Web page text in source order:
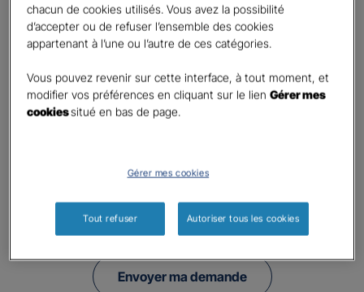
Information données personnelles *
En cochant cette case et en soumettant ce formulaire,
j'accepte que mes données personnelles soient utilisées
Pour connaitre et exercer vos droits, notamment de retrait de votre consentement
Envoyer ma demande
chacun de cookies utilisés. Vous avez la possibilité
d’accepter ou de refuser l’ensemble des cookies
appartenant à l’une ou l’autre de ces catégories.
Vous pouvez revenir sur cette interface, à tout moment, et
modifier vos préférences en cliquant sur le lienGérer mes
cookiessitué en bas de page.
Gérer mes cookies
Tout refuser Autoriser tous les cookies